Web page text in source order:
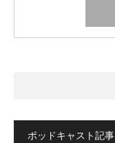
ポッドキャスト記事